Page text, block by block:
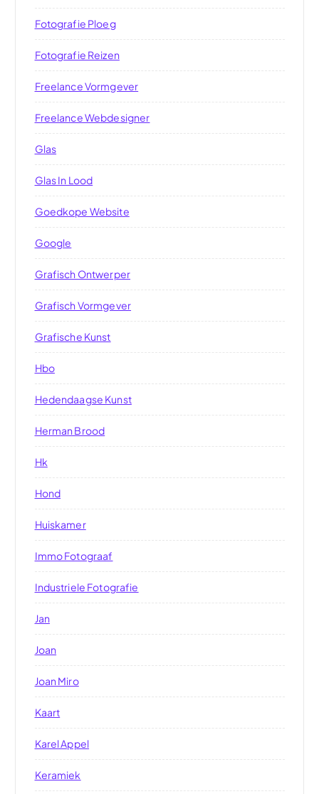
Fotografie Ploeg
Fotografie Reizen
Freelance Vormgever
Freelance Webdesigner
Glas
Glas In Lood
Goedkope Website
Google
Grafisch Ontwerper
Grafisch Vormgever
Grafische Kunst
Hbo
Hedendaagse Kunst
Herman Brood
Hk
Hond
Huiskamer
Immo Fotograaf
Industriele Fotografie
Jan
Joan
Joan Miro
Kaart
Karel Appel
Keramiek